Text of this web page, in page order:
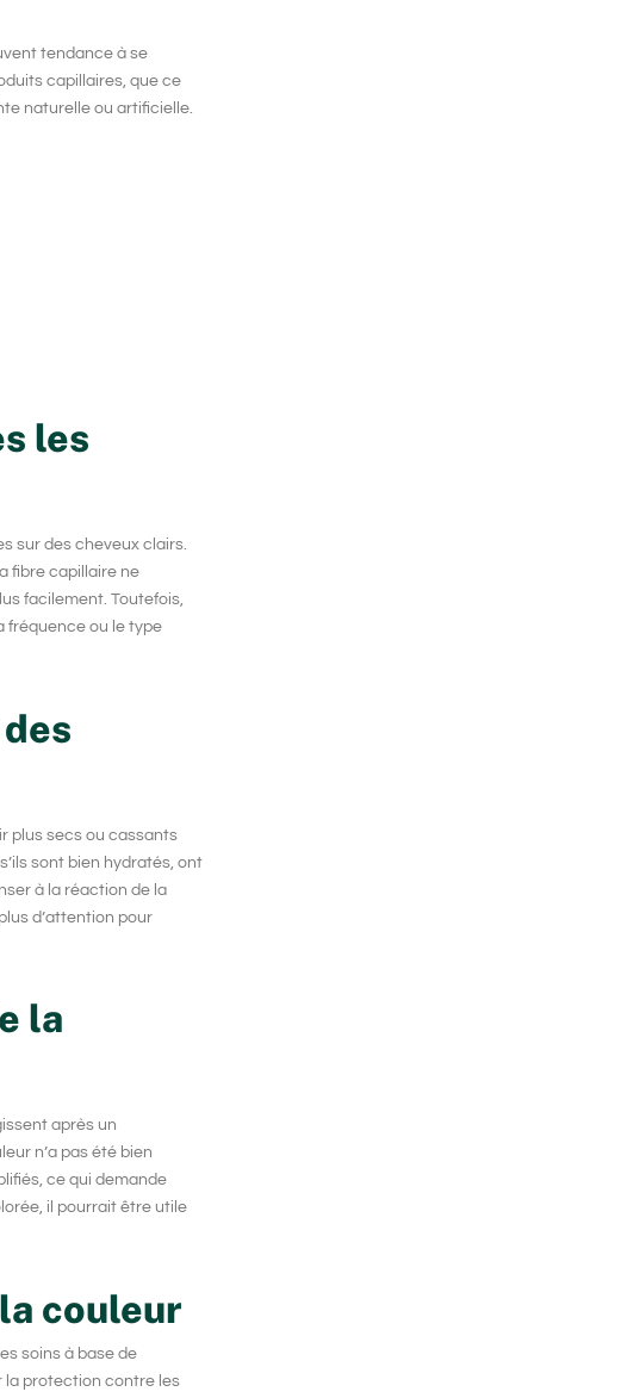
tendance à se
capillaires, que ce
naturelle ou artificielle.
les
sur des cheveux clairs.
fibre capillaire ne
facilement. Toutefois,
fréquence ou le type
plus secs ou cassants
sont bien hydratés, ont
à la réaction de la
d’attention pour
la
après un
n’a pas été bien
ce qui demande
, il pourrait être utile
couleur
soins à base de
la protection contre les